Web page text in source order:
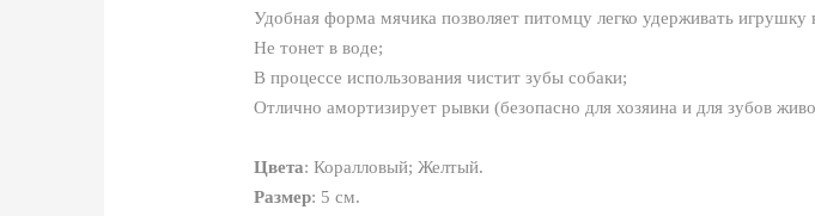
Удобная форма мячика позволяет питомцу легко удерживать игрушку
Не тонет в воде;
В процессе использования чистит зубы собаки;
Отлично амортизирует рывки (безопасно для хозяина и для зубов
Цвета: Коралловый; Желтый.
Размер: 5 см.